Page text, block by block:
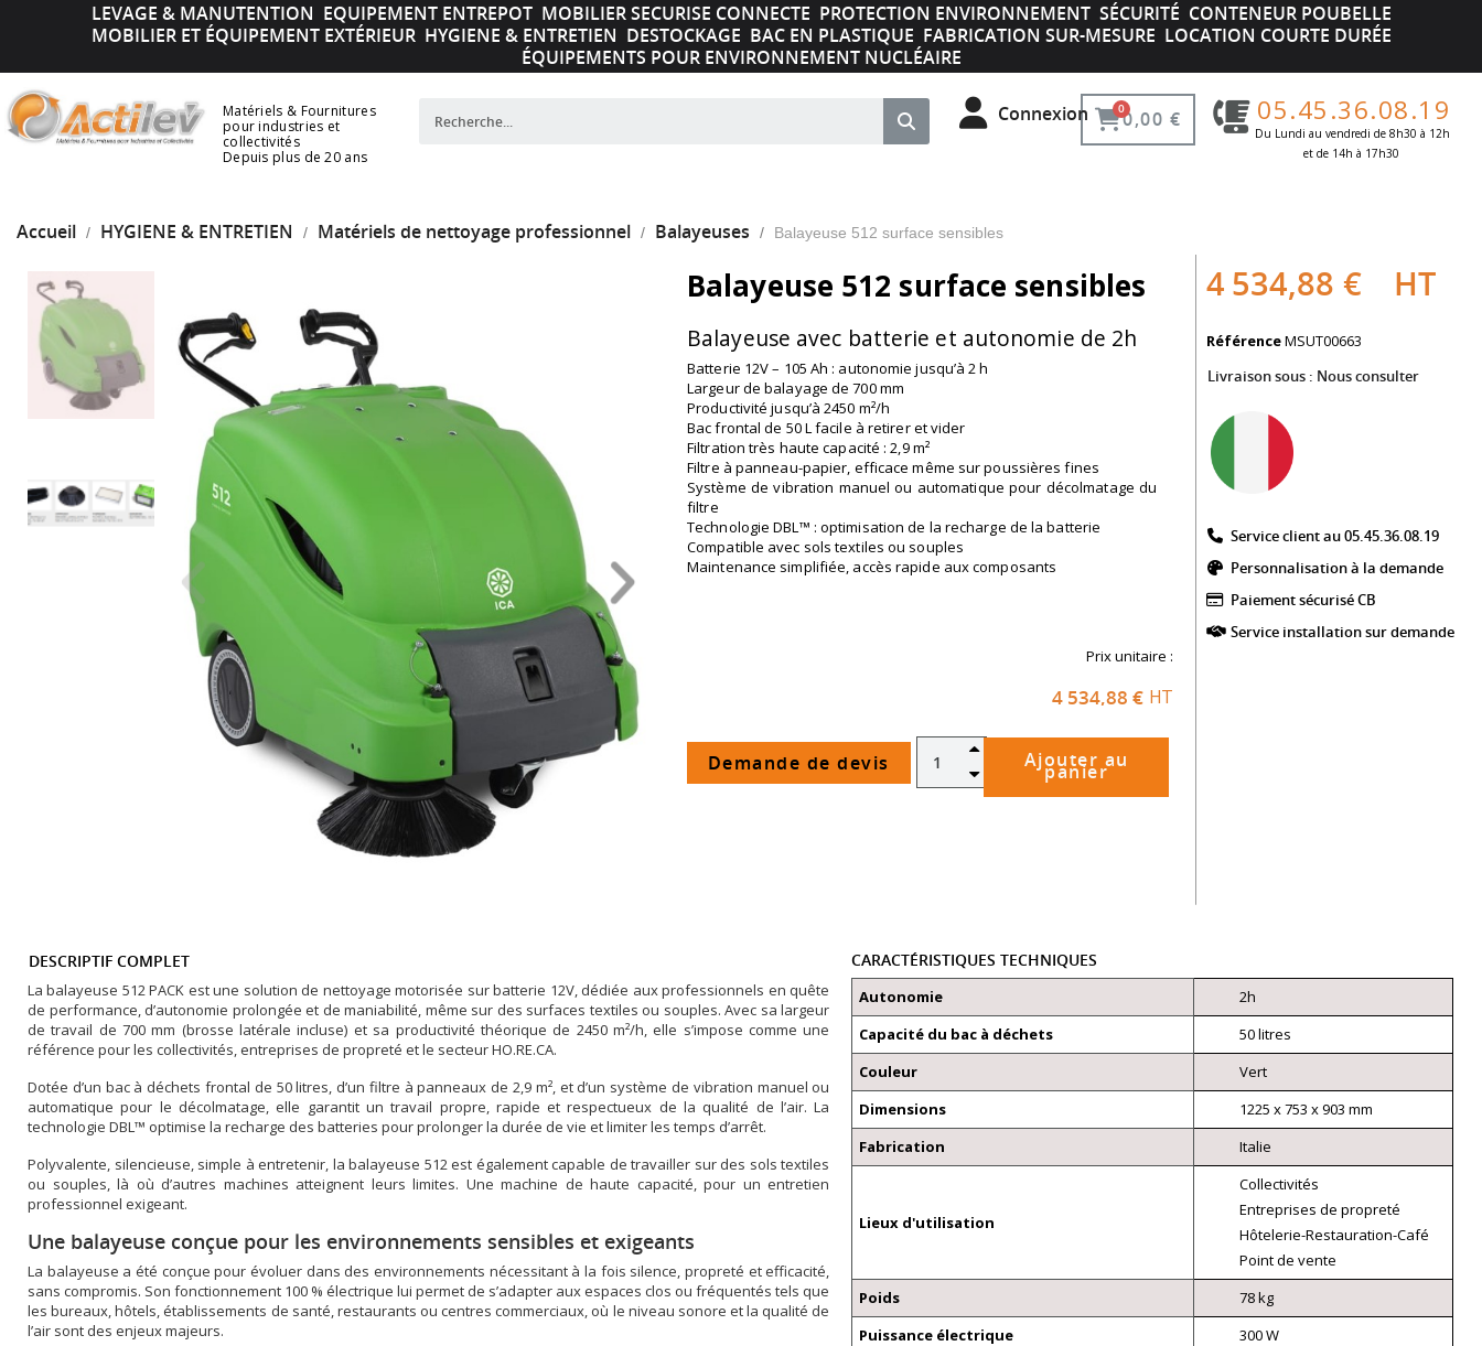
LEVAGE & MANUTENTION EQUIPEMENT ENTREPOT MOBILIER SECURISE CONNECTE PROTECTION ENVIRONNEMENT SÉCURITÉ CONTENEUR POUBELLE
MOBILIER ET ÉQUIPEMENT EXTÉRIEUR HYGIENE & ENTRETIEN DESTOCKAGE BAC EN PLASTIQUE FABRICATION SUR-MESURE LOCATION COURTE DURÉE
ÉQUIPEMENTS POUR ENVIRONNEMENT NUCLÉAIRE
Matériels & Fournitures
pour industries et
collectivités
Depuis plus de 20 ans
Connexion 0,00 € 05.45.36.08.19
Du Lundi au vendredi de 8h30 à 12h
et de 14h à 17h30 ​
Accueil HYGIENE & ENTRETIEN Matériels de nettoyage professionnel Balayeuses Balayeuse 512 surface sensibles
Balayeuse 512 surface sensibles
Balayeuse avec batterie et autonomie de 2h
Batterie 12V – 105 Ah : autonomie jusqu’à 2 h
Largeur de balayage de 700 mm
Productivité jusqu’à 2450 m²/h
Bac frontal de 50 L facile à retirer et vider
Filtration très haute capacité : 2,9 m²
Filtre à panneau-papier, efficace même sur poussières fines
Système de vibration manuel ou automatique pour décolmatage du
filtre
Technologie DBL™ : optimisation de la recharge de la batterie
Compatible avec sols textiles ou souples
Maintenance simplifiée, accès rapide aux composants
Prix unitaire :
4 534,88 € HT
Demande de devis Ajouter au
panier
4 534,88 € HT
RéférenceMSUT00663
Livraison sous : Nous consulter
Service client au 05.45.36.08.19​
Personnalisation à la demande
Paiement sécurisé CB​
Service installation sur demande
DESCRIPTIF COMPLET
La balayeuse 512 PACK est une solution de nettoyage motorisée sur batterie 12V, dédiée aux professionnels en quête
de performance, d’autonomie prolongée et de maniabilité, même sur des surfaces textiles ou souples. Avec sa largeur
de travail de 700 mm (brosse latérale incluse) et sa productivité théorique de 2450 m²/h, elle s’impose comme une
référence pour les collectivités, entreprises de propreté et le secteur HO.RE.CA.
Dotée d’un bac à déchets frontal de 50 litres, d’un filtre à panneaux de 2,9 m², et d’un système de vibration manuel ou
automatique pour le décolmatage, elle garantit un travail propre, rapide et respectueux de la qualité de l’air. La
technologie DBL™ optimise la recharge des batteries pour prolonger la durée de vie et limiter les temps d’arrêt.
Polyvalente, silencieuse, simple à entretenir, la balayeuse 512 est également capable de travailler sur des sols textiles
ou souples, là où d’autres machines atteignent leurs limites. Une machine de haute capacité, pour un entretien
professionnel exigeant.
Une balayeuse conçue pour les environnements sensibles et exigeants
La balayeuse a été conçue pour évoluer dans des environnements nécessitant à la fois silence, propreté et efficacité,
sans compromis. Son fonctionnement 100 % électrique lui permet de s’adapter aux espaces clos ou fréquentés tels que
les bureaux, hôtels, établissements de santé, restaurants ou centres commerciaux, où le niveau sonore et la qualité de
l’air sont des enjeux majeurs.
CARACTÉRISTIQUES TECHNIQUES
Autonomie
2h
Capacité du bac à déchets
50 litres
Couleur
Vert
Dimensions
1225 x 753 x 903 mm
Fabrication
Italie
Lieux d'utilisation
Collectivités
Entreprises de propreté
Hôtelerie-Restauration-Café
Point de vente
Poids
78 kg
Puissance électrique
300 W